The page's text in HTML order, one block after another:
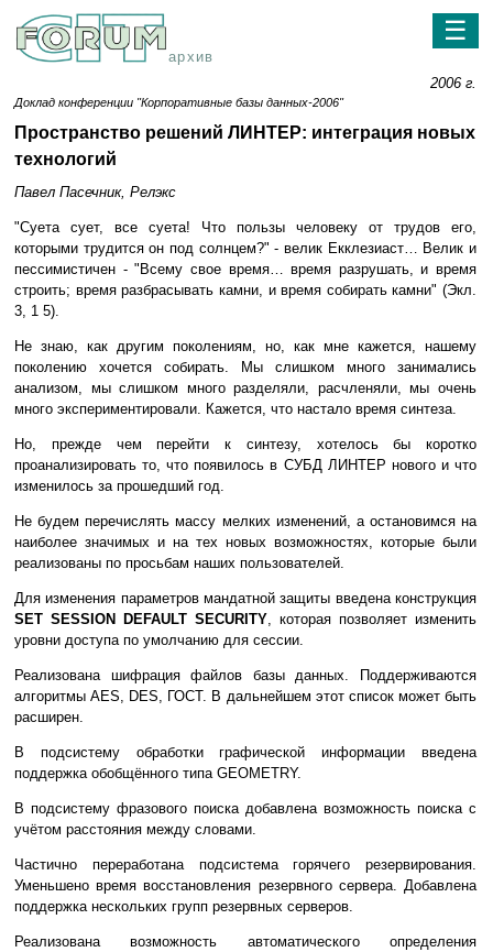
архив
☰
2006 г.
Доклад конференции "Корпоративные базы данных-2006"
Пространство решений ЛИНТЕР: интеграция новых
технологий
Павел Пасечник, Релэкс
"Суета сует, все суета! Что пользы человеку от трудов его,
которыми трудится он под солнцем?" - велик Екклезиаст… Велик и
пессимистичен - "Всему свое время… время разрушать, и время
строить; время разбрасывать камни, и время собирать камни" (Экл.
3, 1 5).
Не знаю, как другим поколениям, но, как мне кажется, нашему
поколению хочется собирать. Мы слишком много занимались
анализом, мы слишком много разделяли, расчленяли, мы очень
много экспериментировали. Кажется, что настало время синтеза.
Но, прежде чем перейти к синтезу, хотелось бы коротко
проанализировать то, что появилось в СУБД ЛИНТЕР нового и что
изменилось за прошедший год.
Не будем перечислять массу мелких изменений, а остановимся на
наиболее значимых и на тех новых возможностях, которые были
реализованы по просьбам наших пользователей.
Для изменения параметров мандатной защиты введена конструкция
SET SESSION DEFAULT SECURITY, которая позволяет изменить
уровни доступа по умолчанию для сессии.
Реализована шифрация файлов базы данных. Поддерживаются
алгоритмы AES, DES, ГОСТ. В дальнейшем этот список может быть
расширен.
В подсистему обработки графической информации введена
поддержка обобщённого типа GEOMETRY.
В подсистему фразового поиска добавлена возможность поиска с
учётом расстояния между словами.
Частично переработана подсистема горячего резервирования.
Уменьшено время восстановления резервного сервера. Добавлена
поддержка нескольких групп резервных серверов.
Реализована возможность автоматического определения